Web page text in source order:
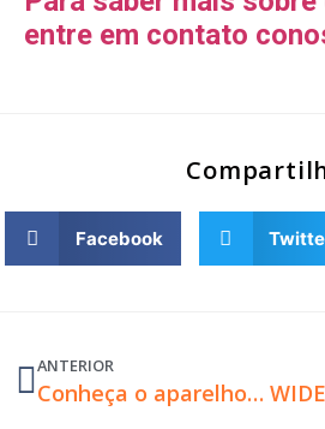
entre em contato
Facebook
ANTERIOR
Conheça o aparelho auditivo que é sinônimo de bem-estar!